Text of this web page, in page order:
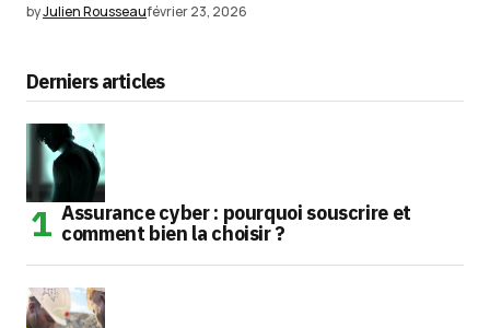
byJulien Rousseaufévrier 23, 2026
Derniers articles
Assurance cyber : pourquoi souscrire et
comment bien la choisir ?